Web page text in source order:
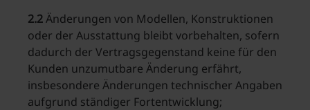
2.2Änderungen von Modellen, Konstruktionen
oder der Ausstattung bleibt vorbehalten, sofern
dadurch der Vertragsgegenstand keine für den
Kunden unzumutbare Änderung erfährt,
insbesondere Änderungen technischer Angaben
aufgrund ständiger Fortentwicklung;